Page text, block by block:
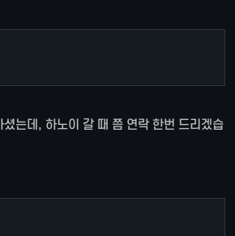
는데, 하노이 갈 때 쯤 연락 한번 드리겠습